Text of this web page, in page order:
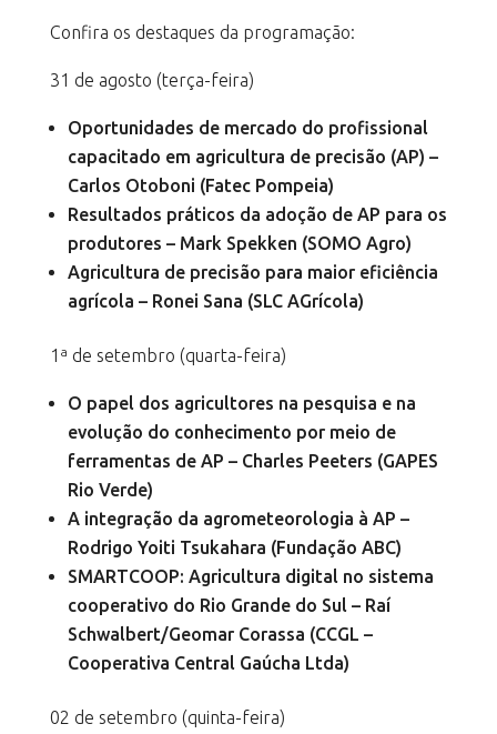
Confira os destaques da programação:
31 de agosto (terça-feira)
Oportunidades de mercado do profissional
capacitado em agricultura de precisão (AP) –
Carlos Otoboni (Fatec Pompeia)
Resultados práticos da adoção de AP para os
produtores – Mark Spekken (SOMO Agro)
Agricultura de precisão para maior eficiência
agrícola – Ronei Sana (SLC AGrícola)
1ª de setembro (quarta-feira)
O papel dos agricultores na pesquisa e na
evolução do conhecimento por meio de
ferramentas de AP – Charles Peeters (GAPES
Rio Verde)
A integração da agrometeorologia à AP –
Rodrigo Yoiti Tsukahara (Fundação ABC)
SMARTCOOP: Agricultura digital no sistema
cooperativo do Rio Grande do Sul – Raí
Schwalbert/Geomar Corassa (CCGL –
Cooperativa Central Gaúcha Ltda)
02 de setembro (quinta-feira)